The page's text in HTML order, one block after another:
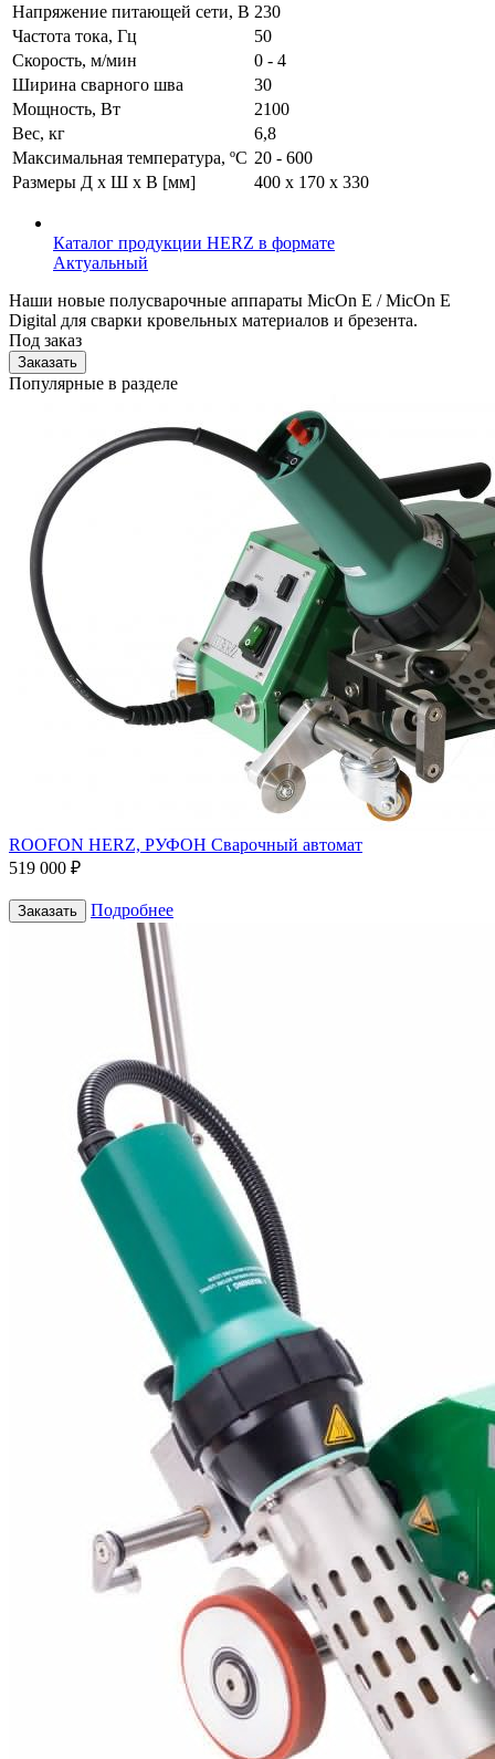
Напряжение питающей сети, В 230
Частота тока, Гц
50
Скорость, м/мин
0 - 4
Ширина сварного шва
30
Мощность, Вт
2100
Вес, кг
6,8
Максимальная температура, ºС 20 - 600
Размеры Д x Ш x В [мм]
400 х 170 х 330
Каталог продукции HERZ в формате
Актуальный
Наши новые полусварочные аппараты MicOn E / MicOn E
Digital для сварки кровельных материалов и брезента.
Под заказ
Заказать
Популярные в разделе
ROOFON HERZ, РУФОН Сварочный автомат
519 000 ₽
Заказать Подробнее